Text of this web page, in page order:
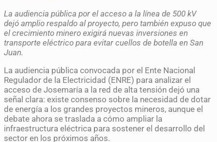
La audiencia pública por el acceso a la línea de 500 kV
dejó amplio respaldo al proyecto, pero también expuso que
el crecimiento minero exigirá nuevas inversiones en
transporte eléctrico para evitar cuellos de botella en San
Juan.
La audiencia pública convocada por el Ente Nacional
Regulador de la Electricidad (ENRE) para analizar el
acceso de Josemaría a la red de alta tensión dejó una
señal clara: existe consenso sobre la necesidad de dotar
de energía a los grandes proyectos mineros, aunque el
debate ahora se traslada a cómo ampliar la
infraestructura eléctrica para sostener el desarrollo del
sector en los próximos años.